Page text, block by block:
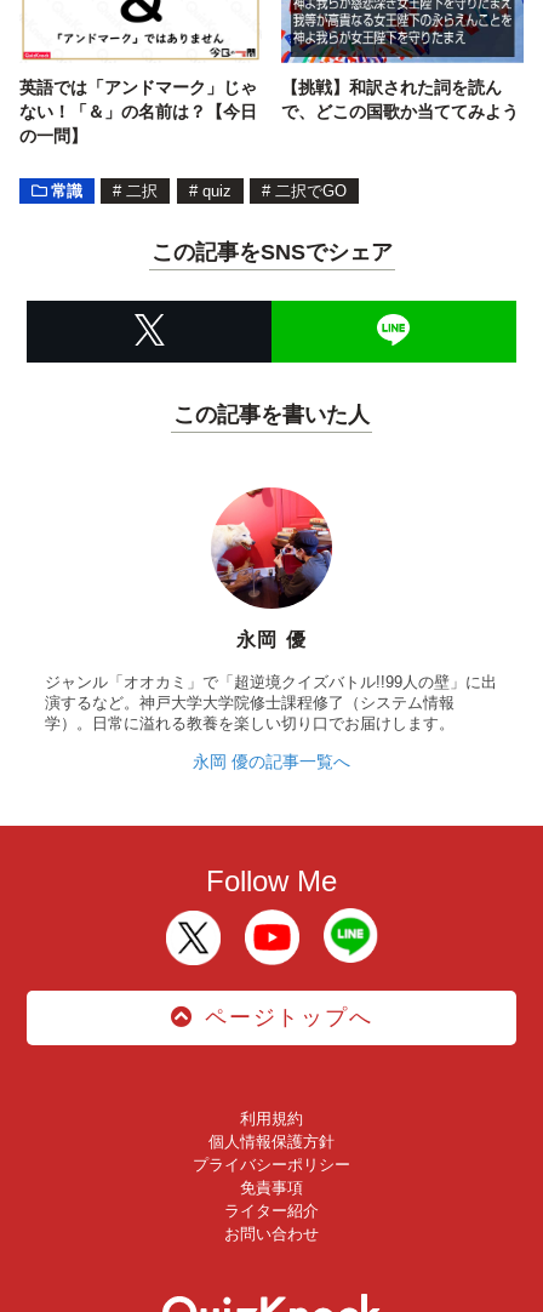
英語では「アンドマーク」じゃ
ない！「＆」の名前は？【今日
の一問】
【挑戦】和訳された詞を読ん
で、どこの国歌か当ててみよう
常識 # 二択 # quiz # 二択でGO
この記事をSNSでシェア
この記事を書いた人
永岡 優
ジャンル「オオカミ」で「超逆境クイズバトル!!99人の壁」に出
演するなど。神戸大学大学院修士課程修了（システム情報
学）。日常に溢れる教養を楽しい切り口でお届けします。
永岡 優の記事一覧へ
Follow Me
ページトップへ
利用規約
個人情報保護方針
プライバシーポリシー
免責事項
ライター紹介
お問い合わせ